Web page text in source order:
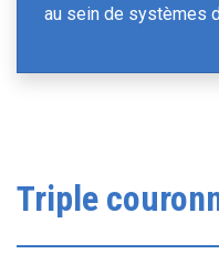
au sein de systèmes
Triple